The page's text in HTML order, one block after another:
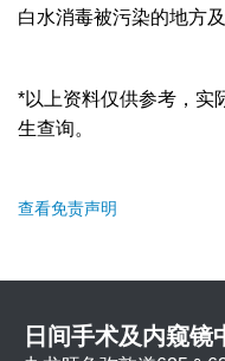
白水消毒被污染的地方及
*以上资料仅供参考，实
生查询。
查看免责声明
日间手术及内窥镜